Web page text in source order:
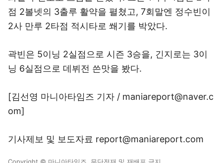
점 2볼넷의 3출루 활약을 펼쳤고, 7회말엔 정수빈이
2사 만루 2타점 적시타로 쐐기를 박았다.
곽빈은 5이닝 2실점으로 시즌 3승을, 긴지로는 3이
닝 6실점으로 데뷔전 쓴맛을 봤다.
[김선영 마니아타임즈 기자 / maniareport@naver.c
om]
기사제보 및 보도자료 report@maniareport.com